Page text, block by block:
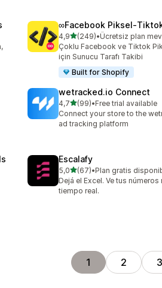
∞Facebook
4,95 yıldız üzerinden
(249)
toplam 249 değerlendirme
•Ücretsiz plan
Çoklu Facebook ve Tiktok
için Sunucu Tarafı Takibi
Built for Shopify
wetracked.io Connect
4,75 yıldız üzerinden
(99)
toplam 99 değerlendirme
•Free trial available
Connect your store to the
ad tracking platform
Escalafy
5,05 yıldız üzerinden
(67)
toplam 67 değerlendirme
•Plan gratis
Dejá el Excel. Ve tus números
tiempo real.
1 2 3